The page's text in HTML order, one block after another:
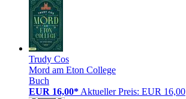
Trudy Cos
Mord am Eton College
Buch
EUR 16,00* Aktueller Preis: EUR 16,00